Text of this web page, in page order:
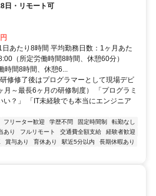
日・リモート可
あたり8時間 平均勤務日数：1ヶ月あた
（所定労働時間8時間、休憩60分）
時間8時間、休憩6...
修修了後はプログラマーとして現場デビ
月～最長6ヶ月の研修制度） 「プログラミ
い？」 「IT未経験でも本当にエンジニア
フリーター歓迎 学歴不問 固定時間制
転勤なし
あり フルリモート 交通費全額支給
経験者歓迎
賞与あり 育休あり 駅近5分以内
長期休暇あり